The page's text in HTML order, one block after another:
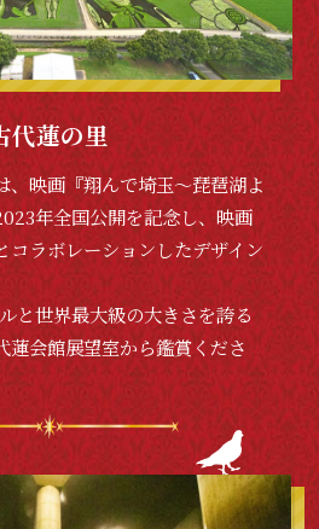
代蓮の里
、映画『翔んで埼玉〜琵琶湖よ
年全国公開を記念し、映画
コラボレーションしたデザイン
と世界最大級の大きさを誇る
蓮会館展望室から鑑賞くださ